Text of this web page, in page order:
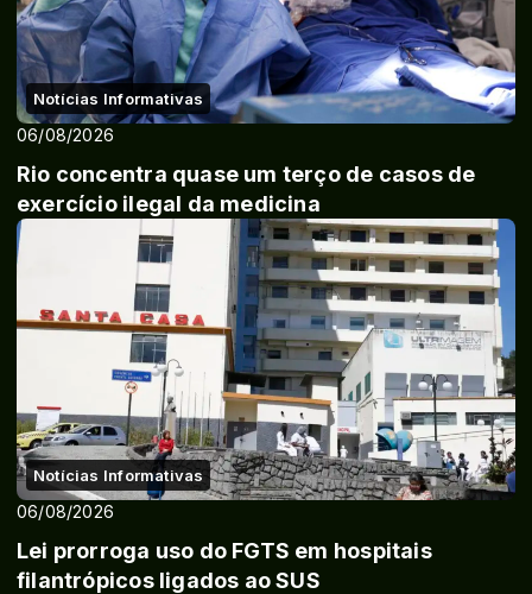
Notícias Informativas
06/08/2026
Rio concentra quase um terço de casos de
exercício ilegal da medicina
Notícias Informativas
06/08/2026
Lei prorroga uso do FGTS em hospitais
filantrópicos ligados ao SUS